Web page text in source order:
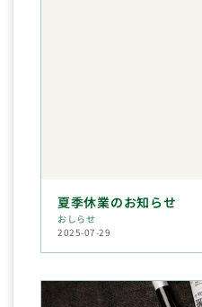
夏季休業のお知らせ
おしらせ
2025-07-29